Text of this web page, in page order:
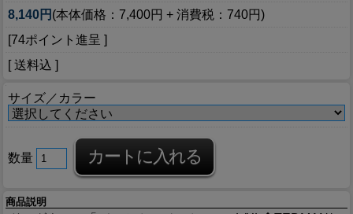
8,140円 (本体価格：7,400円 + 消費税：740円)
[74ポイント進呈 ]
[ 送料込 ]
サイズ／カラー
数量
商品説明